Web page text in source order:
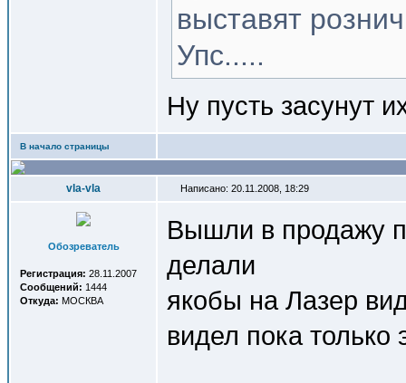
выставят
Упс.....
Ну пусть засунут
В начало страницы
vla-vla Написано: 20.11.2008, 18:29
Обозреватель
Регистрация: 28.11.2007
Сообщений: 1444
Откуда: МОСКВА
Вышли в продажу
делали
якобы на Лазер
видел пока только